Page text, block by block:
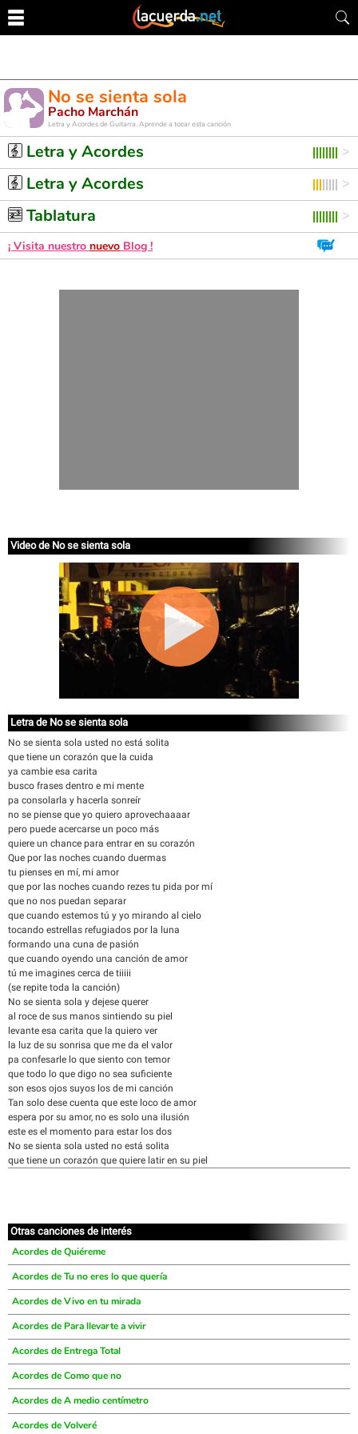
No se sienta sola
Pacho Marchán
Letra y Acordes de Guitarra. Aprende a tocar esta canción
Letra y Acordes
Letra y Acordes
Tablatura
¡ Visita nuestro nuevo Blog !
Video de No se sienta sola
Letra de No se sienta sola
No se sienta sola usted no está solita
que tiene un corazón que la cuida
ya cambie esa carita
busco frases dentro e mi mente
pa consolarla y hacerla sonreír
no se piense que yo quiero aprovechaaaar
pero puede acercarse un poco más
quiere un chance para entrar en su corazón
Que por las noches cuando duermas
tu pienses en mí, mi amor
que por las noches cuando rezes tu pida por mí
que no nos puedan separar
que cuando estemos tú y yo mirando al cielo
tocando estrellas refugiados por la luna
formando una cuna de pasión
que cuando oyendo una canción de amor
tú me imagines cerca de tiiiii
(se repite toda la canción)
No se sienta sola y dejese querer
al roce de sus manos sintiendo su piel
levante esa carita que la quiero ver
la luz de su sonrisa que me da el valor
pa confesarle lo que siento con temor
que todo lo que digo no sea suficiente
son esos ojos suyos los de mi canción
Tan solo dese cuenta que este loco de amor
espera por su amor, no es solo una ilusión
este es el momento para estar los dos
No se sienta sola usted no está solita
que tiene un corazón que quiere latir en su piel
Otras canciones de interés
Acordes de Quiéreme
Acordes de Tu no eres lo que quería
Acordes de Vivo en tu mirada
Acordes de Para llevarte a vivir
Acordes de Entrega Total
Acordes de Como que no
Acordes de A medio centímetro
Acordes de Volveré